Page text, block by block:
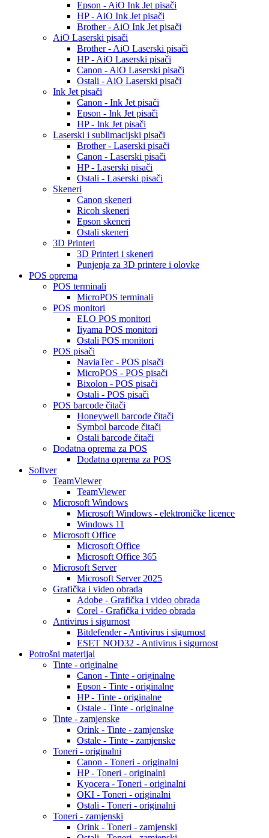
Epson - AiO Ink Jet pisači
HP - AiO Ink Jet pisači
Brother - AiO Ink Jet pisači
AiO Laserski pisači
Brother - AiO Laserski pisači
HP - AiO Laserski pisači
Canon - AiO Laserski pisači
Ostali - AiO Laserski pisači
Ink Jet pisači
Canon - Ink Jet pisači
Epson - Ink Jet pisači
HP - Ink Jet pisači
Laserski i sublimacijski pisači
Brother - Laserski pisači
Canon - Laserski pisači
HP - Laserski pisači
Ostali - Laserski pisači
Skeneri
Canon skeneri
Ricoh skeneri
Epson skeneri
Ostali skeneri
3D Printeri
3D Printeri i skeneri
Punjenja za 3D printere i olovke
POS oprema
POS terminali
MicroPOS terminali
POS monitori
ELO POS monitori
Iiyama POS monitori
Ostali POS monitori
POS pisači
NaviaTec - POS pisači
MicroPOS - POS pisači
Bixolon - POS pisači
Ostali - POS pisači
POS barcode čitači
Honeywell barcode čitači
Symbol barcode čitači
Ostali barcode čitači
Dodatna oprema za POS
Dodatna oprema za POS
Softver
TeamViewer
TeamViewer
Microsoft Windows
Microsoft Windows - elektroničke licence
Windows 11
Microsoft Office
Microsoft Office
Microsoft Office 365
Microsoft Server
Microsoft Server 2025
Grafička i video obrada
Adobe - Grafička i video obrada
Corel - Grafička i video obrada
Antivirus i sigurnost
Bitdefender - Antivirus i sigurnost
ESET NOD32 - Antivirus i sigurnost
Potrošni materijal
Tinte - originalne
Canon - Tinte - originalne
Epson - Tinte - originalne
HP - Tinte - originalne
Ostale - Tinte - originalne
Tinte - zamjenske
Orink - Tinte - zamjenske
Ostale - Tinte - zamjenske
Toneri - originalni
Canon - Toneri - originalni
HP - Toneri - originalni
Kyocera - Toneri - originalni
OKI - Toneri - originalni
Ostali - Toneri - originalni
Toneri - zamjenski
Orink - Toneri - zamjenski